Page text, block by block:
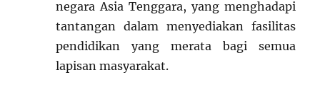
negara Asia Tenggara, yang menghadapi
tantangan dalam menyediakan fasilitas
pendidikan yang merata bagi semua
lapisan masyarakat.